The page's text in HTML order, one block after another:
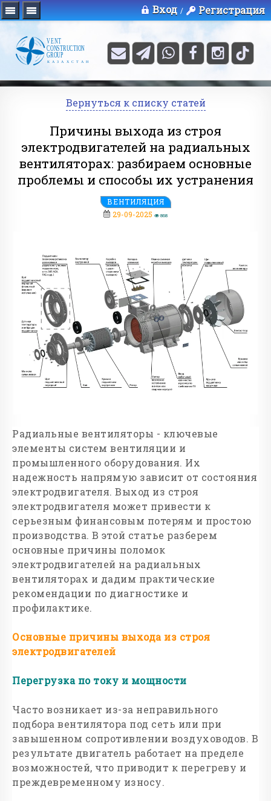
Вход / Регистрация
Вернуться к списку статей
Причины выхода из строя
электродвигателей на радиальных
вентиляторах: разбираем основные
проблемы и способы их устранения
ВЕНТИЛЯЦИЯ
29-09-2025
868
Радиальные вентиляторы - ключевые
элементы систем вентиляции и
промышленного оборудования. Их
надежность напрямую зависит от состояния
электродвигателя. Выход из строя
электродвигателя может привести к
серьезным финансовым потерям и простою
производства. В этой статье разберем
основные причины поломок
электродвигателей на радиальных
вентиляторах и дадим практические
рекомендации по диагностике и
профилактике.
Основные причины выхода из строя
электродвигателей
Перегрузка по току и мощности
Часто возникает из-за неправильного
подбора вентилятора под сеть или при
завышенном сопротивлении воздуховодов. В
результате двигатель работает на пределе
возможностей, что приводит к перегреву и
преждевременному износу.